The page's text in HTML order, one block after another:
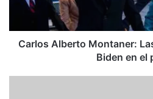
en
Carlos Alberto Montaner:
Biden en el